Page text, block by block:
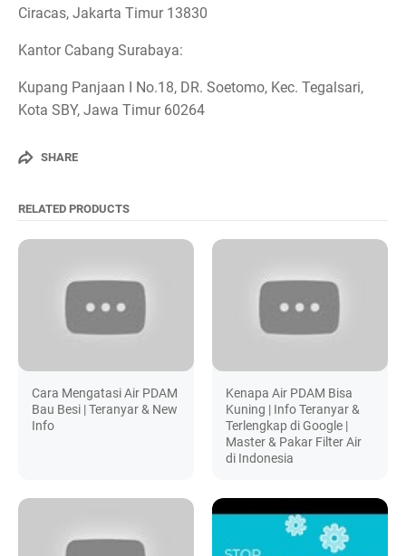
Ciracas, Jakarta Timur 13830
Kantor Cabang Surabaya:
Kupang Panjaan I No.18, DR. Soetomo, Kec. Tegalsari,
Kota SBY, Jawa Timur 60264
SHARE
RELATED PRODUCTS
Cara Mengatasi Air PDAM
Bau Besi | Teranyar & New
Info
Kenapa Air PDAM Bisa
Kuning | Info Teranyar &
Terlengkap di Google |
Master & Pakar Filter Air
di Indonesia